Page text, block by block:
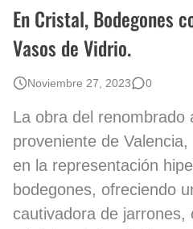
En Cristal, Bodegones
Vasos de Vidrio.
Noviembre 27, 2023 0
La obra del renombrado
proveniente de
en la representación
bodegones, ofreciendo
cautivadora de jarrones,